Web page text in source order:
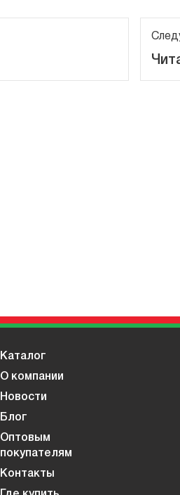
Каталог
О компании
Новости
Блог
Оптовым
покупателям
Контакты